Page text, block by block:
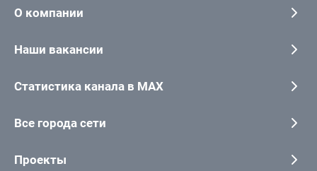
О компании
Наши вакансии
Статистика канала в MAX
Все города сети
Проекты